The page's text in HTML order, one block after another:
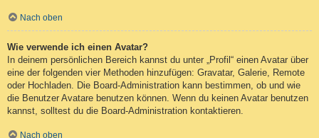
Nach oben
Wie verwende ich einen Avatar?
In deinem persönlichen Bereich kannst du unter „Profil“ einen Avatar über
eine der folgenden vier Methoden hinzufügen: Gravatar, Galerie, Remote
oder Hochladen. Die Board-Administration kann bestimmen, ob und wie
die Benutzer Avatare benutzen können. Wenn du keinen Avatar benutzen
kannst, solltest du die Board-Administration kontaktieren.
Nach oben